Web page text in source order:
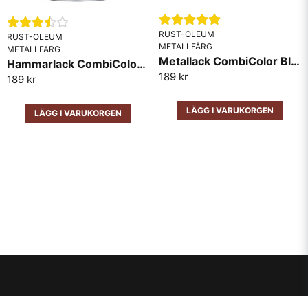
RUST-OLEUM
METALLFÄRG
Hammarlack CombiColor Mörkgrå
189 kr
LÄGG I VARUKORGEN
RUST-OLEUM
METALLFÄRG
Metallack CombiColor Blank RAL7001 Grå
189 kr
LÄGG I VARUKORGEN